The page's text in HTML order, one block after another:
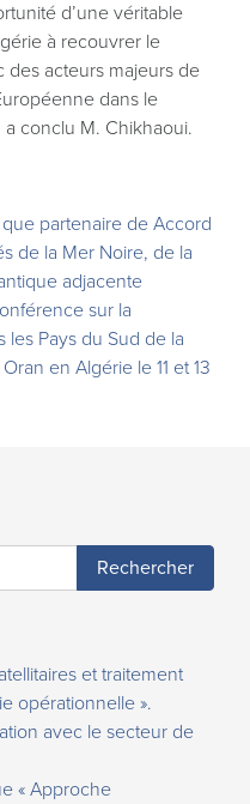
d’une véritable
à recouvrer le
des acteurs majeurs de
dans le
conclu M. Chikhaoui.
que partenaire de Accord
de la Mer Noire, de la
adjacente
sur la
les Pays du Sud de la
en Algérie le 11 et 13
et traitement
opérationnelle ».
avec le secteur de
« Approche